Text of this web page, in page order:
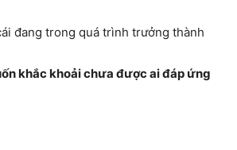
đang trong quá trình trưởng thành
khắc khoải chưa được ai đáp ứng